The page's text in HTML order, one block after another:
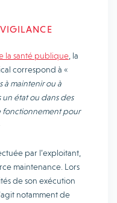
la santé publique , la
correspond à «
à maintenir ou à
état ou dans des
fonctionnement pour
par l’exploitant,
maintenance. Lors
de son exécution
notamment de